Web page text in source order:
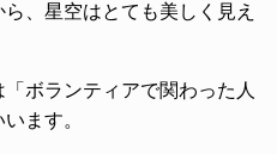
、星空はとても美しく見え
ボランティアで関わった人
ます。